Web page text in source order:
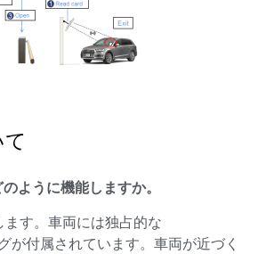
ように機能しますか。
ます。車両には独占的な
付属されています。車両が近づく